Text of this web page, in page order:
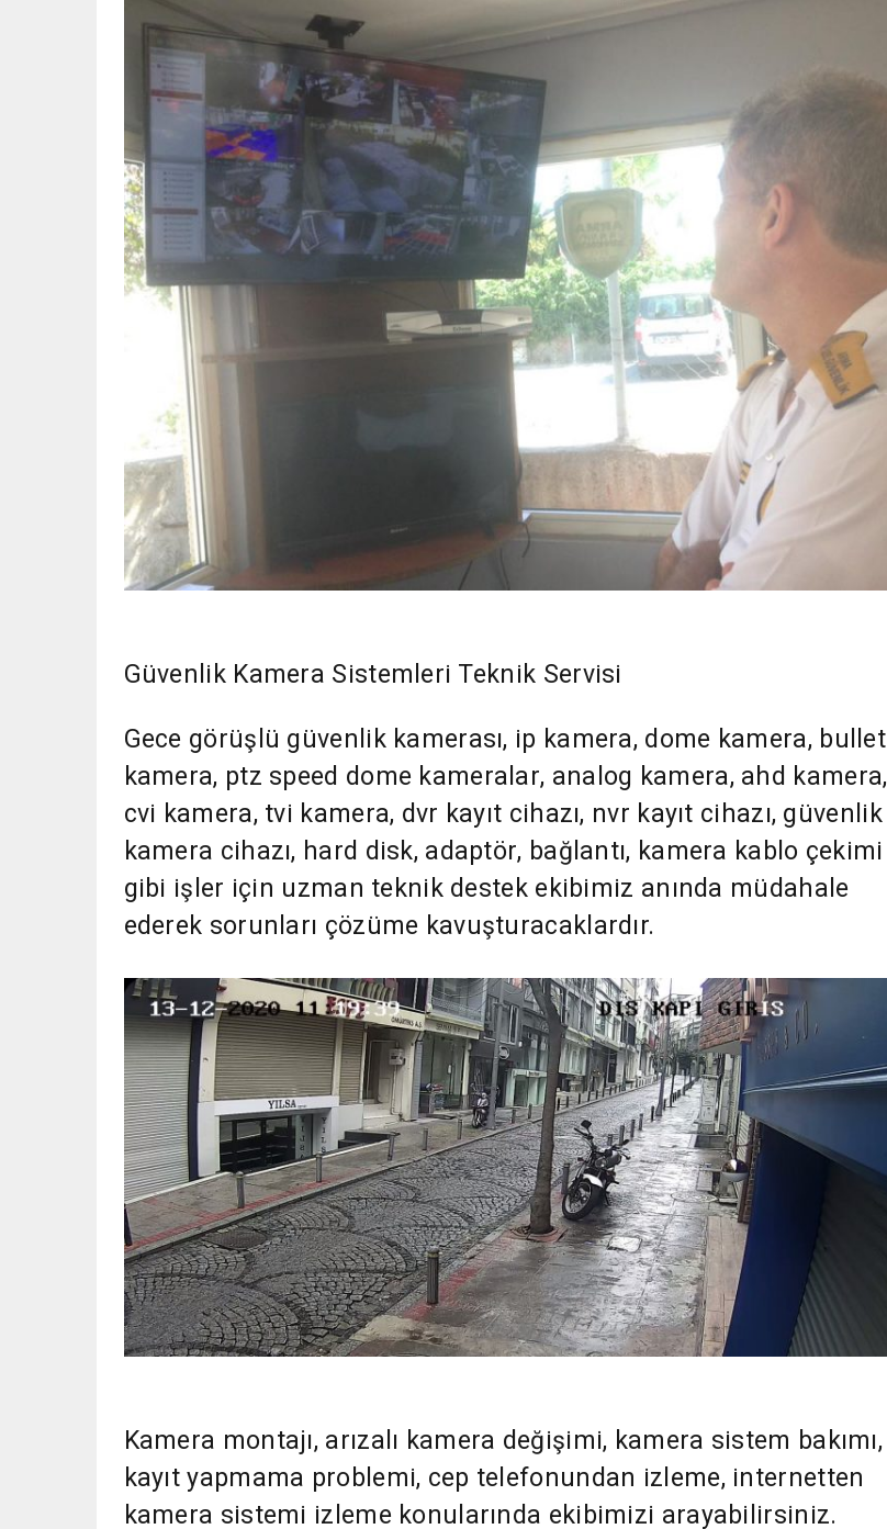
Güvenlik Kamera Sistemleri Teknik Servisi
Gece görüşlü güvenlik kamerası, ip kamera, dome kamera, bullet
kamera, ptz speed dome kameralar, analog kamera, ahd kamera,
cvi kamera, tvi kamera, dvr kayıt cihazı, nvr kayıt cihazı, güvenlik
kamera cihazı, hard disk, adaptör, bağlantı, kamera kablo çekimi
gibi işler için uzman teknik destek ekibimiz anında müdahale
ederek sorunları çözüme kavuşturacaklardır.
Kamera montajı, arızalı kamera değişimi, kamera sistem bakımı,
kayıt yapmama problemi, cep telefonundan izleme, internetten
kamera sistemi izleme konularında ekibimizi arayabilirsiniz.